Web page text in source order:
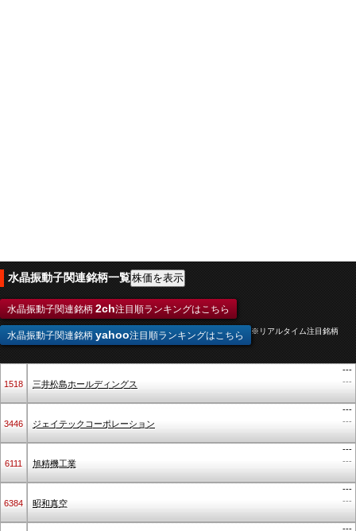
水晶振動子関連銘柄一覧
水晶振動子関連銘柄 2ch注目順ランキングはこちら
水晶振動子関連銘柄 yahoo注目順ランキングはこちら ※リアルタイム注目銘柄
1518 三井松島ホールディングス
---
---
3446 ジェイテックコーポレーション
---
---
6111 旭精機工業
---
---
6384 昭和真空
---
---
---